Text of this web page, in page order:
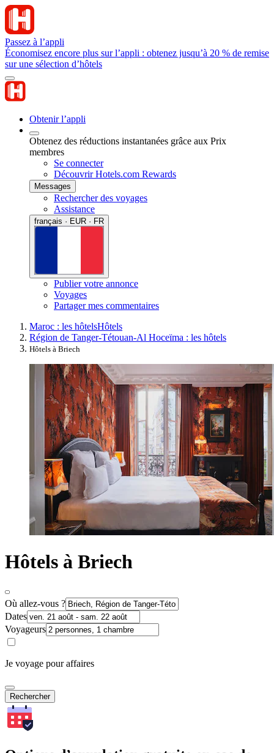
Passez à l’appli
Économisez encore plus sur l’appli : obtenez jusqu’à 20 % de remise
sur une sélection d’hôtels
Obtenir l’appli
Obtenez des réductions instantanées grâce aux Prix
membres
Se connecter
Découvrir Hotels.com Rewards
Messages
Rechercher des voyages
Assistance
français · EUR · FR
Publier votre annonce
Voyages
Partager mes commentaires
Maroc : les hôtelsHôtels
Région de Tanger-Tétouan-Al Hoceïma : les hôtels
Hôtels à Briech
Hôtels à Briech
Où allez-vous ?
Dates
Voyageurs
Je voyage pour affaires
Rechercher